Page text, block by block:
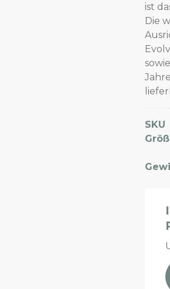
ist
Die
SKU